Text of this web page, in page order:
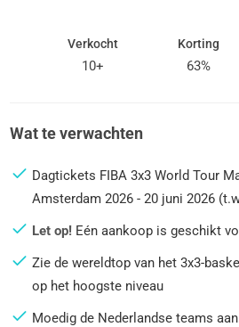
Verkocht
10+
Korting
63%
Wat te verwachten
Dagtickets FIBA 3x3 World Tour
Amsterdam 2026 - 20 juni 2026
Let op! Eén aankoop is geschikt
Zie de wereldtop van het 3x3-
op het hoogste niveau
Moedig de Nederlandse teams